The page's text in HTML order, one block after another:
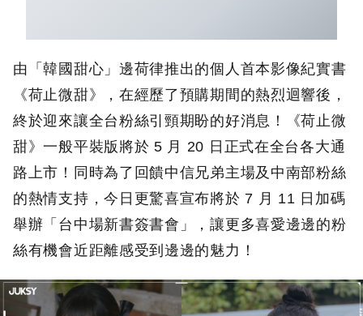
由「韓國甜心」邊荷律推出的個人首本影像紀實書
《荷止微甜》，在經歷了預購期間的熱烈迴響後，
終於迎來讓全台粉絲引頸期盼的好消息！《荷止微
甜》一般平裝版將於 5 月 20 日正式在全台各大通
路上市！同時為了回饋中信兄弟主場及中南部粉絲
的熱情支持，今日更驚喜宣布將於 7 月 11 日加碼
舉辦「台中場新書簽書會」，讓更多喜愛邊邊的粉
絲有機會近距離感受到邊邊的魅力！